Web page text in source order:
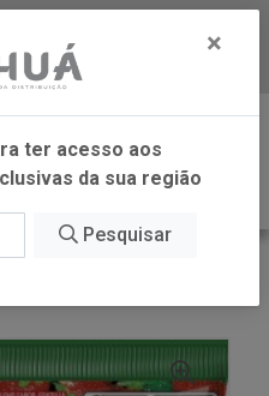
Baixe já nosso APP
0
×
ter acesso aos
da sua região
Pesquisar